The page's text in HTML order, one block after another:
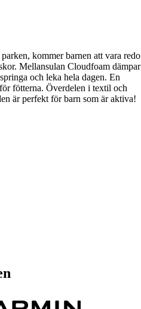
kommer barnen att vara redo
Mellansulan Cloudfoam dämpar
och leka hela dagen. En
fötterna. Överdelen i textil och
är perfekt för barn som är aktiva!